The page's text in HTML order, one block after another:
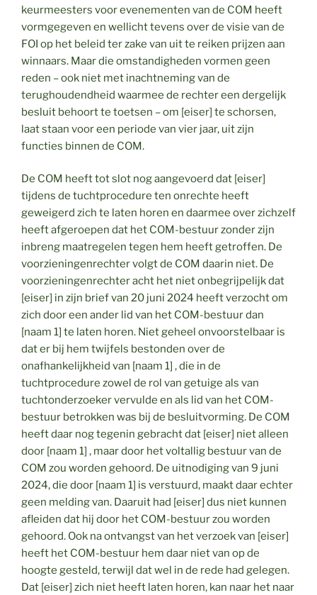
keurmeesters voor evenementen van de COM heeft
vormgegeven en wellicht tevens over de visie van de
FOI op het beleid ter zake van uit te reiken prijzen aan
winnaars. Maar die omstandigheden vormen geen
reden – ook niet met inachtneming van de
terughoudendheid waarmee de rechter een dergelijk
besluit behoort te toetsen – om [eiser] te schorsen,
laat staan voor een periode van vier jaar, uit zijn
functies binnen de COM.
De COM heeft tot slot nog aangevoerd dat [eiser]
tijdens de tuchtprocedure ten onrechte heeft
geweigerd zich te laten horen en daarmee over zichzelf
heeft afgeroepen dat het COM-bestuur zonder zijn
inbreng maatregelen tegen hem heeft getroffen. De
voorzieningenrechter volgt de COM daarin niet. De
voorzieningenrechter acht het niet onbegrijpelijk dat
[eiser] in zijn brief van 20 juni 2024 heeft verzocht om
zich door een ander lid van het COM-bestuur dan
[naam 1] te laten horen. Niet geheel onvoorstelbaar is
dat er bij hem twijfels bestonden over de
onafhankelijkheid van [naam 1] , die in de
tuchtprocedure zowel de rol van getuige als van
tuchtonderzoeker vervulde en als lid van het COM-
bestuur betrokken was bij de besluitvorming. De COM
heeft daar nog tegenin gebracht dat [eiser] niet alleen
door [naam 1] , maar door het voltallig bestuur van de
COM zou worden gehoord. De uitnodiging van 9 juni
2024, die door [naam 1] is verstuurd, maakt daar echter
geen melding van. Daaruit had [eiser] dus niet kunnen
afleiden dat hij door het COM-bestuur zou worden
gehoord. Ook na ontvangst van het verzoek van [eiser]
heeft het COM-bestuur hem daar niet van op de
hoogte gesteld, terwijl dat wel in de rede had gelegen.
Dat [eiser] zich niet heeft laten horen, kan naar het naar